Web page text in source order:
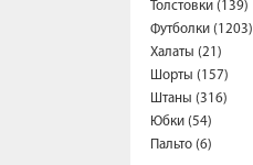
Толстовки (139)
Футболки (1203)
Халаты (21)
Шорты (157)
Штаны (316)
Юбки (54)
Пальто (6)